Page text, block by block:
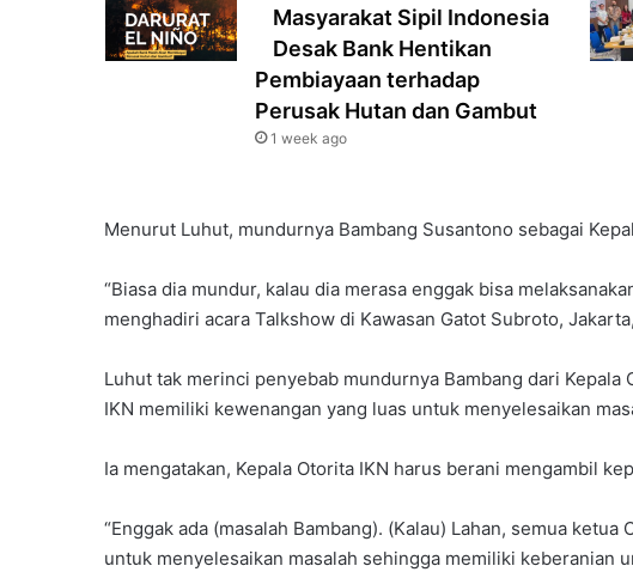
Masyarakat Sipil Indonesia
Desak Bank Hentikan
Pembiayaan terhadap
Perusak Hutan dan Gambut
1 week ago
Menurut Luhut, mundurnya Bambang Susantono sebagai
“Biasa dia mundur, kalau dia merasa enggak bisa
menghadiri acara Talkshow di Kawasan Gatot Subroto,
Luhut tak merinci penyebab mundurnya Bambang dari Kepala
IKN memiliki kewenangan yang luas untuk menyelesaikan
Ia mengatakan, Kepala Otorita IKN harus berani mengambil
“Enggak ada (masalah Bambang). (Kalau) Lahan, semua
untuk menyelesaikan masalah sehingga memiliki keberanian